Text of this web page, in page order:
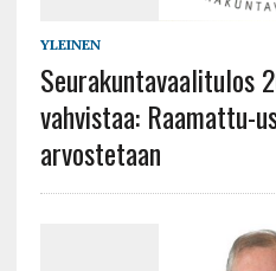
YLEINEN
Seurakuntavaalitulos
vahvistaa: Raamattu-
arvostetaan